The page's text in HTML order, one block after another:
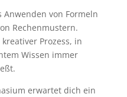
von Formeln
Rechenmustern.
Prozess, in
Wissen immer
erwartet dich ein